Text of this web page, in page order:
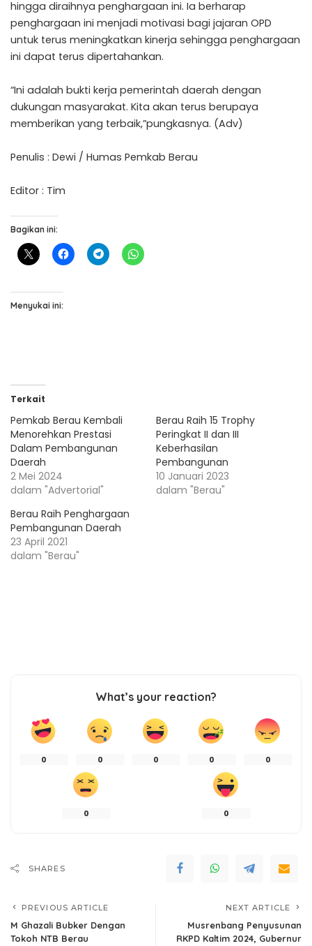
hingga diraihnya penghargaan ini. Ia berharap
penghargaan ini menjadi motivasi bagi jajaran OPD
untuk terus meningkatkan kinerja sehingga penghargaan
ini dapat terus dipertahankan.
“Ini adalah bukti kerja pemerintah daerah dengan
dukungan masyarakat. Kita akan terus berupaya
memberikan yang terbaik,”pungkasnya. (Adv)
Penulis : Dewi / Humas Pemkab Berau
Editor : Tim
Bagikan ini:
Menyukai ini:
Terkait
Pemkab Berau Kembali
Menorehkan Prestasi
Dalam Pembangunan
Daerah
2 Mei 2024
dalam "Advertorial"
Berau Raih 15 Trophy
Peringkat II dan III
Keberhasilan
Pembangunan
10 Januari 2023
dalam "Berau"
Berau Raih Penghargaan
Pembangunan Daerah
23 April 2021
dalam "Berau"
What’s your reaction?
0 0 0 0 0
0 0
SHARES
PREVIOUS ARTICLE
M Ghazali Bubker Dengan
Tokoh NTB Berau
NEXT ARTICLE
Musrenbang Penyusunan
RKPD Kaltim 2024, Gubernur